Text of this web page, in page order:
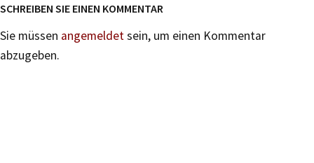
SCHREIBEN SIE EINEN KOMMENTAR
Sie müssen angemeldetsein, um einen Kommentar
abzugeben.